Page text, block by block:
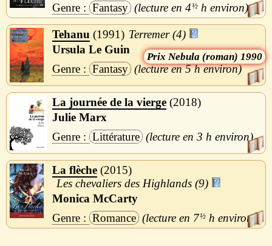
Fantasy
4½ h
Tehanu 1991 Terremer (4)
Nebula (roman) 1990
Ursula Le Guin
Fantasy
5 h
La journée de la vierge 2018
Julie Marx
Littérature
3 h
La flèche 2015
Les chevaliers des Highlands (9)
Monica McCarty
Romance
7½ h